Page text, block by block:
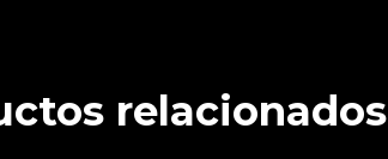
relacionados